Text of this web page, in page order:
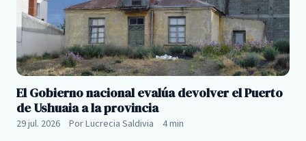
El Gobierno nacional evalúa devolver el Puerto
de Ushuaia a la provincia
29 jul. 2026 Por Lucrecia Saldivia 4 min